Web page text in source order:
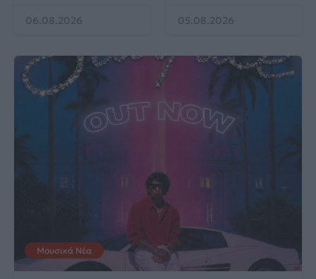
06.08.2026 05.08.2026
Μουσικά Νέα